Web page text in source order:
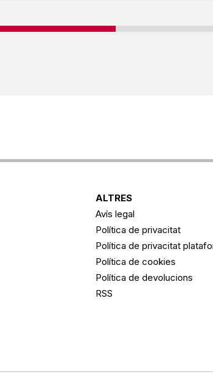
ALTRES
Avís legal
Política de privacitat
Política de privacitat
Política de cookies
Política de devolucions
RSS